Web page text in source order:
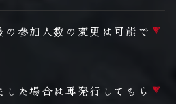
の参加人数の変更は可能で ▼
した場合は再発行してもら ▼